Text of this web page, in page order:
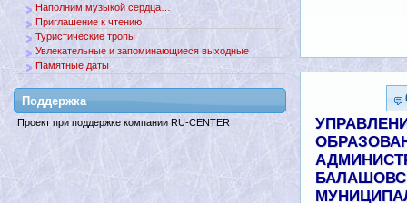
Наполним музыкой сердца…
Приглашение к чтению
Туристические тропы
Увлекательные и запоминающиеся выходные
Памятные даты
Поддержкa
Проект при поддержке компании RU-CENTER